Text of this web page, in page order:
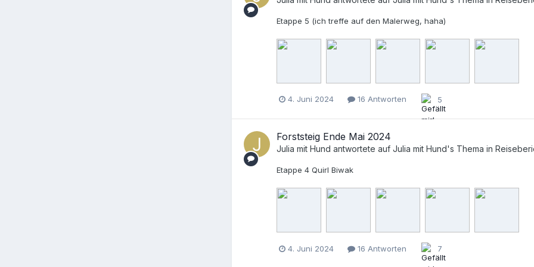
Etappe 5 (ich treffe auf den Malerweg, haha)
4. Juni 2024 16 Antworten 5
Forststeig Ende Mai 2024
Julia mit Hund antwortete auf Julia mit Hund's Thema in
Etappe 4 Quirl Biwak
4. Juni 2024 16 Antworten 7